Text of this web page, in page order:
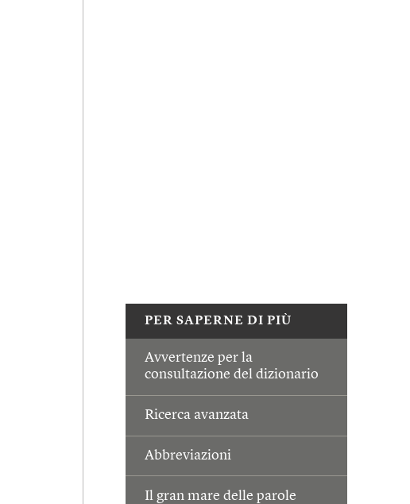
PER SAPERNE DI PIÙ
Avvertenze per la
consultazione del dizionario
Ricerca avanzata
Abbreviazioni
Il gran mare delle parole